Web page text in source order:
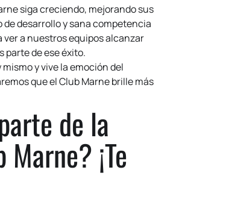
siga creciendo, mejorando sus
desarrollo y sana competencia
ver a nuestros equipos alcanzar
parte de ese éxito.
y vive la emoción del
que el Club Marne brille más
de la
¡Te